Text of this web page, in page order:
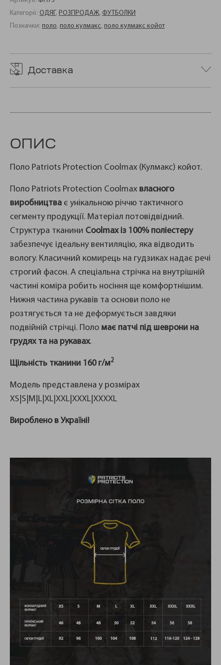
Категорії: ОДЯГ , РОЗПРОДАЖ, ФУТБОЛКИ
Позначки: поло, поло кулмакс, поло кулмакс койот
Доставка
ОПИС
Поло Patriots Protection Coolmax (Кулмакс) койот.
Поло Patriots Protection Coolmax власного
виробництва є унікальною річчю тактичного
сегменту продукції. Матеріал потовідвідний.
Структура тканини Coolmax із 100% поліестеру
забезпечує ідеальну вентиляцію, яка відводить
вологу. Класичний комирець на гудзиках надає речі
строгий фасон. А спеціальна стрічка на внутрішній
частині коміра робить носіння ще комфортнішим.
Нижня частина рукавів та основи поло не
розтягується та не деформується завдяки
подвійній стрічці. Поло має патчі під шеврони на
грудях та на рукавах.
Щільність тканини 160 г/м2
Модель представлена ​​у розмірах
XS|S|M|L|XL|XXL|XXXL|XXXXL
Вироблено в Україні!